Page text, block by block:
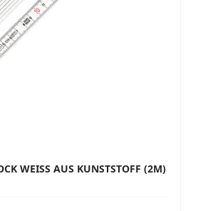
WEISS AUS KUNSTSTOFF (2M)